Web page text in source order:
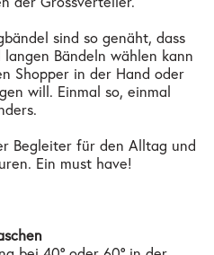
sind so genäht, dass
Bändeln wählen kann
Shopper in der Hand oder
will. Einmal so, einmal
Begleiter für den Alltag und
Ein must have!